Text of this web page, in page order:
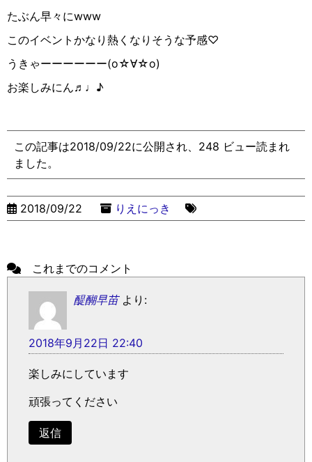
たぶん早々にwww
このイベントかなり熱くなりそうな予感♡
うきゃーーーーーー(о☆︎∀︎☆︎о)
お楽しみにん♬♩♪
この記事は2018/09/22に公開され、248 ビュー読まれ
ました。
2018/09/22 りえにっき
これまでのコメント
醍醐早苗 より:
2018年9月22日 22:40
楽しみにしています
頑張ってください
返信